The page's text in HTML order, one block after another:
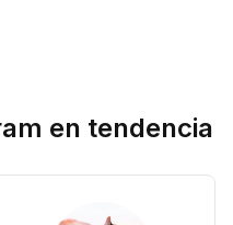
en tendencia